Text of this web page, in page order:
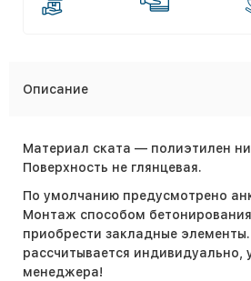
Описание
Материал ската — полиэтилен
Поверхность не глянцевая.
По умолчанию предусмотрено
Монтаж способом
приобрести закладные
расcчитывается индивидуально,
менеджера!